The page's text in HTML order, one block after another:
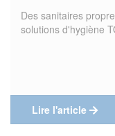
Des sanitaires
solutions d'hygiène
Lire l'article